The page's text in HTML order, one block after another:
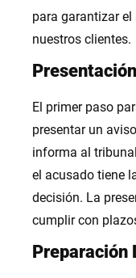
para garantizar
nuestros clientes.
El primer paso
presentar un
informa al
el acusado tiene
decisión. La
cumplir con
Preparación